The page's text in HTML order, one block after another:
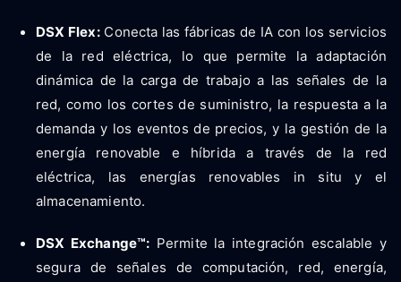
DSX Flex:Conecta las fábricas de IA con los servicios
de la red eléctrica, lo que permite la adaptación
dinámica de la carga de trabajo a las señales de la
red, como los cortes de suministro, la respuesta a la
demanda y los eventos de precios, y la gestión de la
energía renovable e híbrida a través de la red
eléctrica, las energías renovables in situ y el
almacenamiento.
DSX Exchange™: Permite la integración escalable y
segura de señales de computación, red, energía,